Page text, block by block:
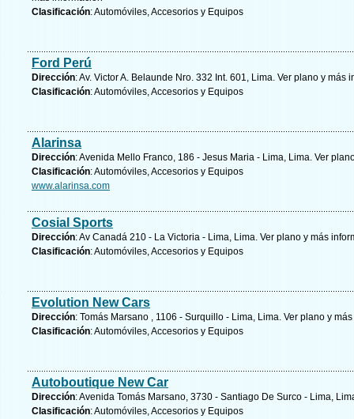
Clasificación: Automóviles, Accesorios y Equipos
Ford Perú
Dirección: Av. Victor A. Belaunde Nro. 332 Int. 601, Lima. Ver plano y más
Clasificación: Automóviles, Accesorios y Equipos
Alarinsa
Dirección: Avenida Mello Franco, 186 - Jesus Maria - Lima, Lima. Ver
Clasificación: Automóviles, Accesorios y Equipos
www.alarinsa.com
Cosial Sports
Dirección: Av Canadá 210 - La Victoria - Lima, Lima. Ver plano y más
Clasificación: Automóviles, Accesorios y Equipos
Evolution New Cars
Dirección: Tomás Marsano , 1106 - Surquillo - Lima, Lima. Ver plano y
Clasificación: Automóviles, Accesorios y Equipos
Autoboutique New Car
Dirección: Avenida Tomás Marsano, 3730 - Santiago De Surco - Lima,
Clasificación: Automóviles, Accesorios y Equipos